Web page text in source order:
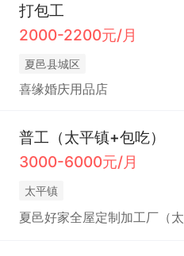
打包工
2000-2200元/月
夏邑县城区
喜缘婚庆用品店
普工（太平镇+包吃）
3000-6000元/月
太平镇
夏邑好家全屋定制加工厂（太